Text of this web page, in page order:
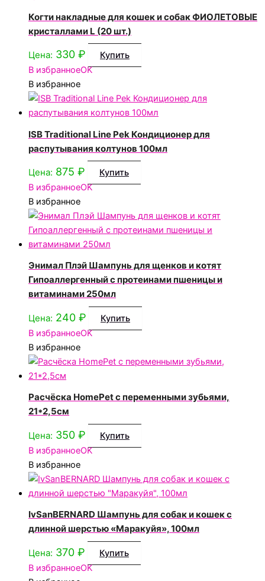
Когти накладные для кошек и собак ФИОЛЕТОВЫЕ
кристаллами L (20 шт.)
Цена: 330 ₽
Купить
В избранноеOK
В избранное
ISB Traditional Line Pek Кондиционер для
распутывания колтунов 100мл
Цена: 875 ₽
Купить
В избранноеOK
В избранное
Энимал Плэй Шампунь для щенков и котят
Гипоаллергенный с протеинами пшеницы и
витаминами 250мл
Цена: 240 ₽
Купить
В избранноеOK
В избранное
Расчёска HomePet с переменными зубьями,
21*2,5см
Цена: 350 ₽
Купить
В избранноеOK
В избранное
IvSanBERNARD Шампунь для собак и кошек с
длинной шерстью «Маракуйя», 100мл
Цена: 370 ₽
Купить
В избранноеOK